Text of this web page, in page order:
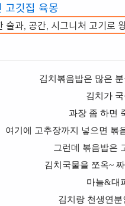
고깃집 육몽
술과, 공간, 시그니처 고기로
김치볶음밥은 많은
김치가
과장 좀 하면
여기에 고추장까지 넣으면 볶
그런데 볶음밥은
김치국물을 쪼옥~
마늘&대
김치랑 천생연